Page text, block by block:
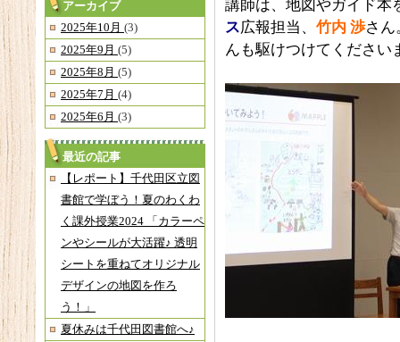
アーカイブ
2025年10月 (3)
2025年9月 (5)
2025年8月 (5)
2025年7月 (4)
2025年6月 (3)
最近の記事
【レポート】千代田区立図
書館で学ぼう！夏のわくわ
く課外授業2024 「カラーペ
ンやシールが大活躍♪ 透明
シートを重ねてオリジナル
デザインの地図を作ろ
う！」
夏休みは千代田図書館へ♪
講師は、地図やガイド本
ス広報担当、 竹内 渉さん
んも駆けつけてください